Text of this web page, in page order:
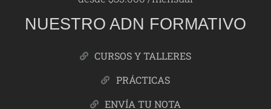
NUESTRO ADN FORMATIVO
CURSOS Y TALLERES
PRÁCTICAS
ENVÍA TU NOTA